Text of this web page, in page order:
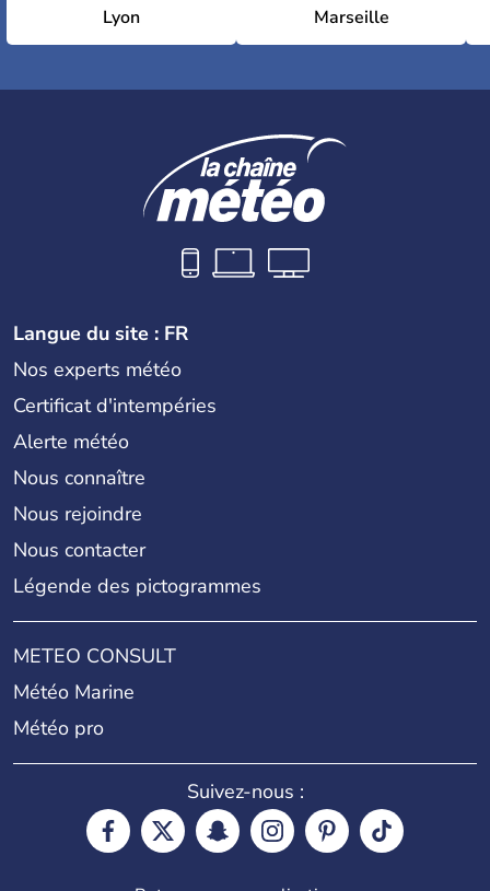
Lyon Marseille
Langue du site : FR
Nos experts météo
Certificat d'intempéries
Alerte météo
Nous connaître
Nous rejoindre
Nous contacter
Légende des pictogrammes
METEO CONSULT
Météo Marine
Météo pro
Suivez-nous :